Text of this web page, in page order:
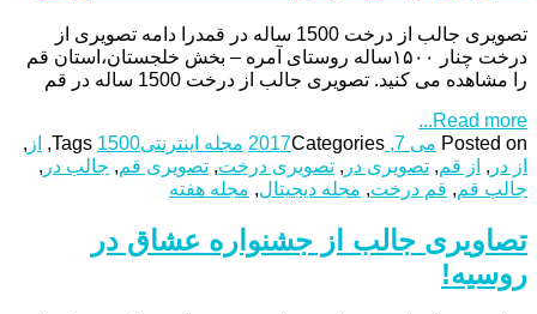
تصویری جالب از درخت 1500 ساله در قمدرا دامه تصویری از
درخت چنار ١۵٠٠ساله روستای آمره – بخش خلجستان،استان قم
را مشاهده می کنید. تصویری جالب از درخت 1500 ساله در قم
Read more...
Posted on می 7, 2017 Categories مجله اینترنتی Tags 1500
, از ,
از در , از قم, تصویری در , تصویری درخت, تصویری قم, جالب در ,
جالب قم, قم درخت, مجله دیجیتال, مجله هفته
تصاویری جالب از جشنواره عشاق در
روسیه!